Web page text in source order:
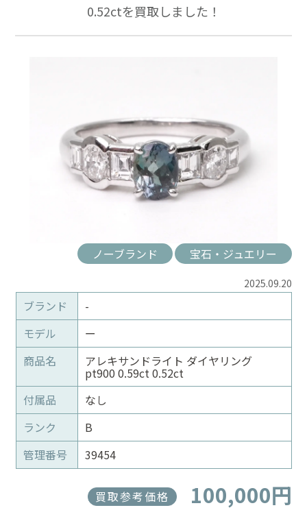
0.52ctを買取しました！
ノーブランド 宝石・ジュエリー
2025.09.20
ブランド
-
モデル
ー
商品名
アレキサンドライト ダイヤリング
pt900 0.59ct 0.52ct
付属品
なし
ランク
B
管理番号
39454
買取参考価格 100,000円